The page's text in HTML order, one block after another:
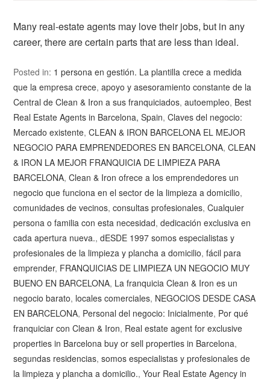
Many real-estate agents may love their jobs, but in any
career, there are certain parts that are less than ideal.
Posted in: 1 persona en gestión. La plantilla crece a medida
que la empresa crece,apoyo y asesoramiento constante de la
Central de Clean & Iron a sus franquiciados,autoempleo, Best
Real Estate Agents in Barcelona, Spain,Claves del negocio:
Mercado existente,CLEAN & IRON BARCELONA EL MEJOR
NEGOCIO PARA EMPRENDEDORES EN BARCELONA,CLEAN
& IRON LA MEJOR FRANQUICIA DE LIMPIEZA PARA
BARCELONA,Clean & Iron ofrece a los emprendedores un
negocio que funciona en el sector de la limpieza a domicilio,
comunidades de vecinos,consultas profesionales,Cualquier
persona o familia con esta necesidad,dedicación exclusiva en
cada apertura nueva.,dESDE 1997 somos especialistas y
profesionales de la limpieza y plancha a domicilio,fácil para
emprender, FRANQUICIAS DE LIMPIEZA UN NEGOCIO MUY
BUENO EN BARCELONA, La franquicia Clean & Iron es un
negocio barato, locales comerciales, NEGOCIOS DESDE CASA
EN BARCELONA, Personal del negocio: Inicialmente, Por qué
franquiciar con Clean & Iron, Real estate agent for exclusive
properties in Barcelona buy or sell properties in Barcelona,
segundas residencias,somos especialistas y profesionales de
la limpieza y plancha a domicilio.,Your Real Estate Agency in